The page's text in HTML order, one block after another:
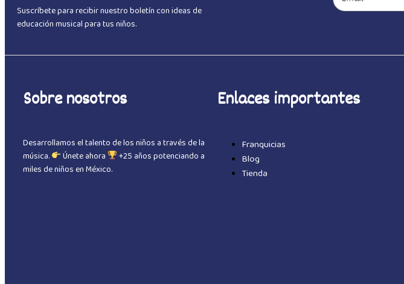
Suscríbete para recibir nuestro boletín con ideas de
educación musical para tus niños.
Sobre nosotros
Desarrollamos el talento de los niños a través de la
música.
Únete ahora
+25 años potenciando a
miles de niños en México.
Enlaces importantes
Franquicias
Blog
Tienda